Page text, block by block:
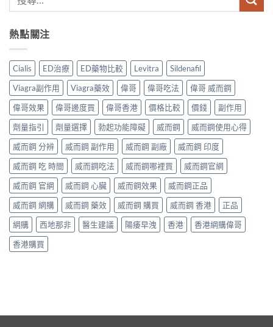
熱點關注
Cialis ED治療 ED藥物比較 Levitra
Sildenafil
Viagra副作用
Viagra藥效 偉哥 偉哥吃法
偉哥 威而鋼
偉哥效果
偉哥邊度買 偉哥香港 價格比較 價錢
副作用
劑量指引
劑量選擇 勃起功能障礙 威而鋼
威而鋼使用心得
威而鋼 分辨
威而鋼 副作用 威而鋼 副廠
威而鋼 印度
威而鋼 吃 時間
威而鋼吃法 威而鋼哪裡買
威而鋼官網
威而鋼 官網
威而鋼 心臟 威而鋼效果
威而鋼正品
威而鋼 網購
威而鋼 藥效 威而鋼 購買 威而鋼 香港
正品
網購
西地那非 醫生建議 陽痿早洩 香港
香港網購偉哥
香港購買